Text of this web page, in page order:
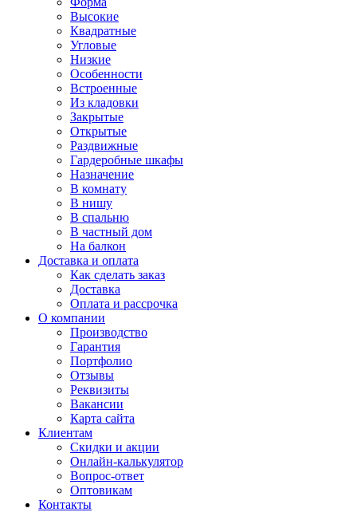
Высокие
Квадратные
Угловые
Низкие
Особенности
Встроенные
Из кладовки
Закрытые
Открытые
Раздвижные
Гардеробные шкафы
Назначение
В комнату
В нишу
В спальню
В частный дом
На балкон
Доставка и оплата
Как сделать заказ
Доставка
Оплата и рассрочка
О компании
Производство
Гарантия
Портфолио
Отзывы
Реквизиты
Вакансии
Карта сайта
Клиентам
Скидки и акции
Онлайн-калькулятор
Вопрос-ответ
Оптовикам
Контакты